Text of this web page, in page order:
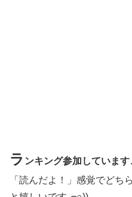
ラ ンキング参加していま
「読んだよ！」感覚でどち